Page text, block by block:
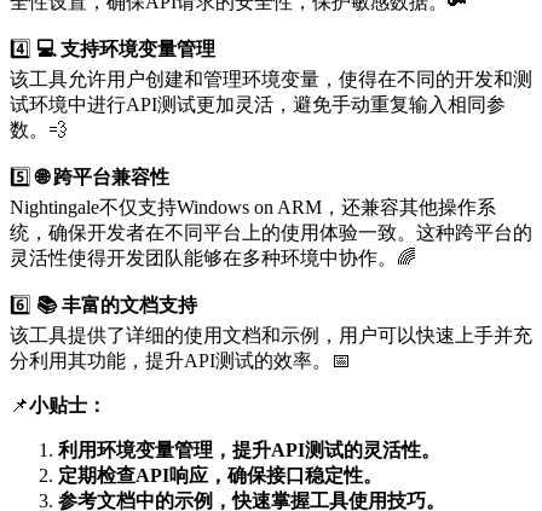
4️⃣ 💻 支持环境变量管理
该工具允许用户创建和管理环境变量，使得在不同的开发和测
试环境中进行API测试更加灵活，避免手动重复输入相同参
数。💨
5️⃣🌐 跨平台兼容性
Nightingale不仅支持Windows on ARM，还兼容其他操作系
统，确保开发者在不同平台上的使用体验一致。这种跨平台的
灵活性使得开发团队能够在多种环境中协作。🌈
6️⃣ 📚 丰富的文档支持
该工具提供了详细的使用文档和示例，用户可以快速上手并充
分利用其功能，提升API测试的效率。📅
📌小贴士：
利用环境变量管理，提升API测试的灵活性。
定期检查API响应，确保接口稳定性。
参考文档中的示例，快速掌握工具使用技巧。